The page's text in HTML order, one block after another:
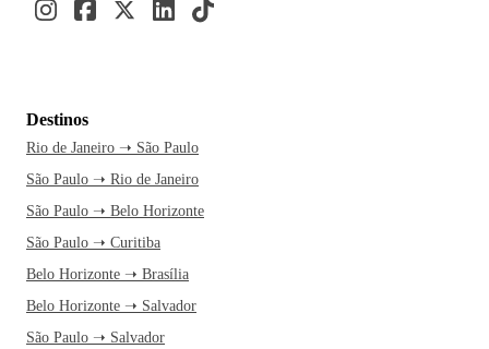
Destinos
Rio de Janeiro ➝ São Paulo
São Paulo ➝ Rio de Janeiro
São Paulo ➝ Belo Horizonte
São Paulo ➝ Curitiba
Belo Horizonte ➝ Brasília
Belo Horizonte ➝ Salvador
São Paulo ➝ Salvador